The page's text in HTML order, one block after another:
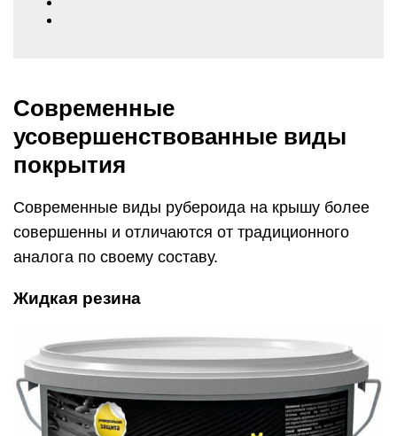
Современные
усовершенствованные виды
покрытия
Современные виды рубероида на крышу более
совершенны и отличаются от традиционного
аналога по своему составу.
Жидкая резина